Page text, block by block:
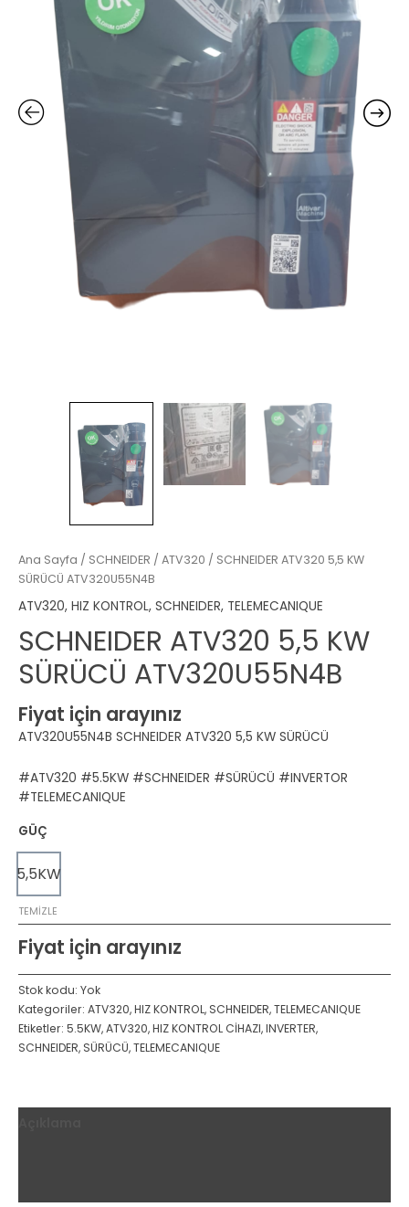
Ana Sayfa / SCHNEIDER / ATV320 / SCHNEIDER ATV320 5,5 KW
SÜRÜCÜ ATV320U55N4B
ATV320, HIZ KONTROL, SCHNEIDER, TELEMECANIQUE
SCHNEIDER ATV320 5,5 KW
SÜRÜCÜ ATV320U55N4B
Fiyat için arayınız
ATV320U55N4B SCHNEIDER ATV320 5,5 KW SÜRÜCÜ
#ATV320 #5.5KW #SCHNEIDER #SÜRÜCÜ #INVERTOR
#TELEMECANIQUE
GÜÇ
5,5KW
TEMIZLE
Fiyat için arayınız
Stok kodu: Yok
Kategoriler: ATV320,HIZ KONTROL, SCHNEIDER,TELEMECANIQUE
Etiketler: 5.5KW,ATV320,HIZ KONTROL CİHAZI,INVERTER,
SCHNEIDER, SÜRÜCÜ,TELEMECANIQUE